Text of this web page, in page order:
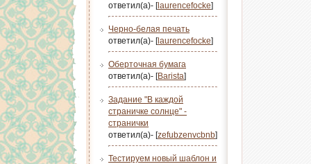
ответил(а)- [laurencefocke]
Черно-белая печать
ответил(а)- [laurencefocke]
Оберточная бумага
ответил(а)- [Barista]
Задание "В каждой
страничке солнце" -
странички
ответил(а)- [zefubzenvcbnb]
Тестируем новый шаблон и